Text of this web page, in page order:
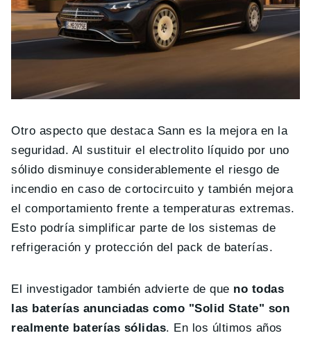
Otro aspecto que destaca Sann es la mejora en la
seguridad. Al sustituir el electrolito líquido por uno
sólido disminuye considerablemente el riesgo de
incendio en caso de cortocircuito y también mejora
el comportamiento frente a temperaturas extremas.
Esto podría simplificar parte de los sistemas de
refrigeración y protección del pack de baterías.
El investigador también advierte de que no todas
las baterías anunciadas como "Solid State" son
realmente baterías sólidas. En los últimos años